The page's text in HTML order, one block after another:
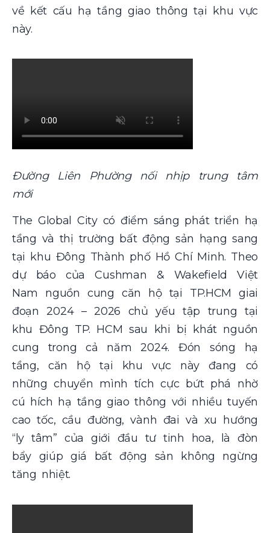
về kết cấu hạ tầng giao thông tại khu vực
này.
Đường Liên Phường nối nhịp trung tâm
mới
The Global City có điểm sáng phát triển hạ
tầng và thị trường bất động sản hạng sang
tại khu Đông Thành phố Hồ Chí Minh. Theo
dự báo của Cushman & Wakefield Việt
Nam nguồn cung căn hộ tại TP.HCM giai
đoạn 2024 – 2026 chủ yếu tập trung tại
khu Đông TP. HCM sau khi bị khát nguồn
cung trong cả năm 2024. Đón sóng hạ
tầng, căn hộ tại khu vực này đang có
những chuyển mình tích cực bứt phá nhờ
cú hích hạ tầng giao thông với nhiều tuyến
cao tốc, cầu đường, vành đai và xu hướng
“ly tâm” của giới đầu tư tinh hoa, là đòn
bẩy giúp giá bất động sản không ngừng
tăng nhiệt.